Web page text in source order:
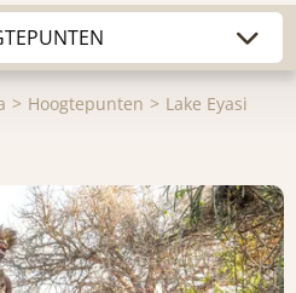
Hoogtepunten Lake Eyasi